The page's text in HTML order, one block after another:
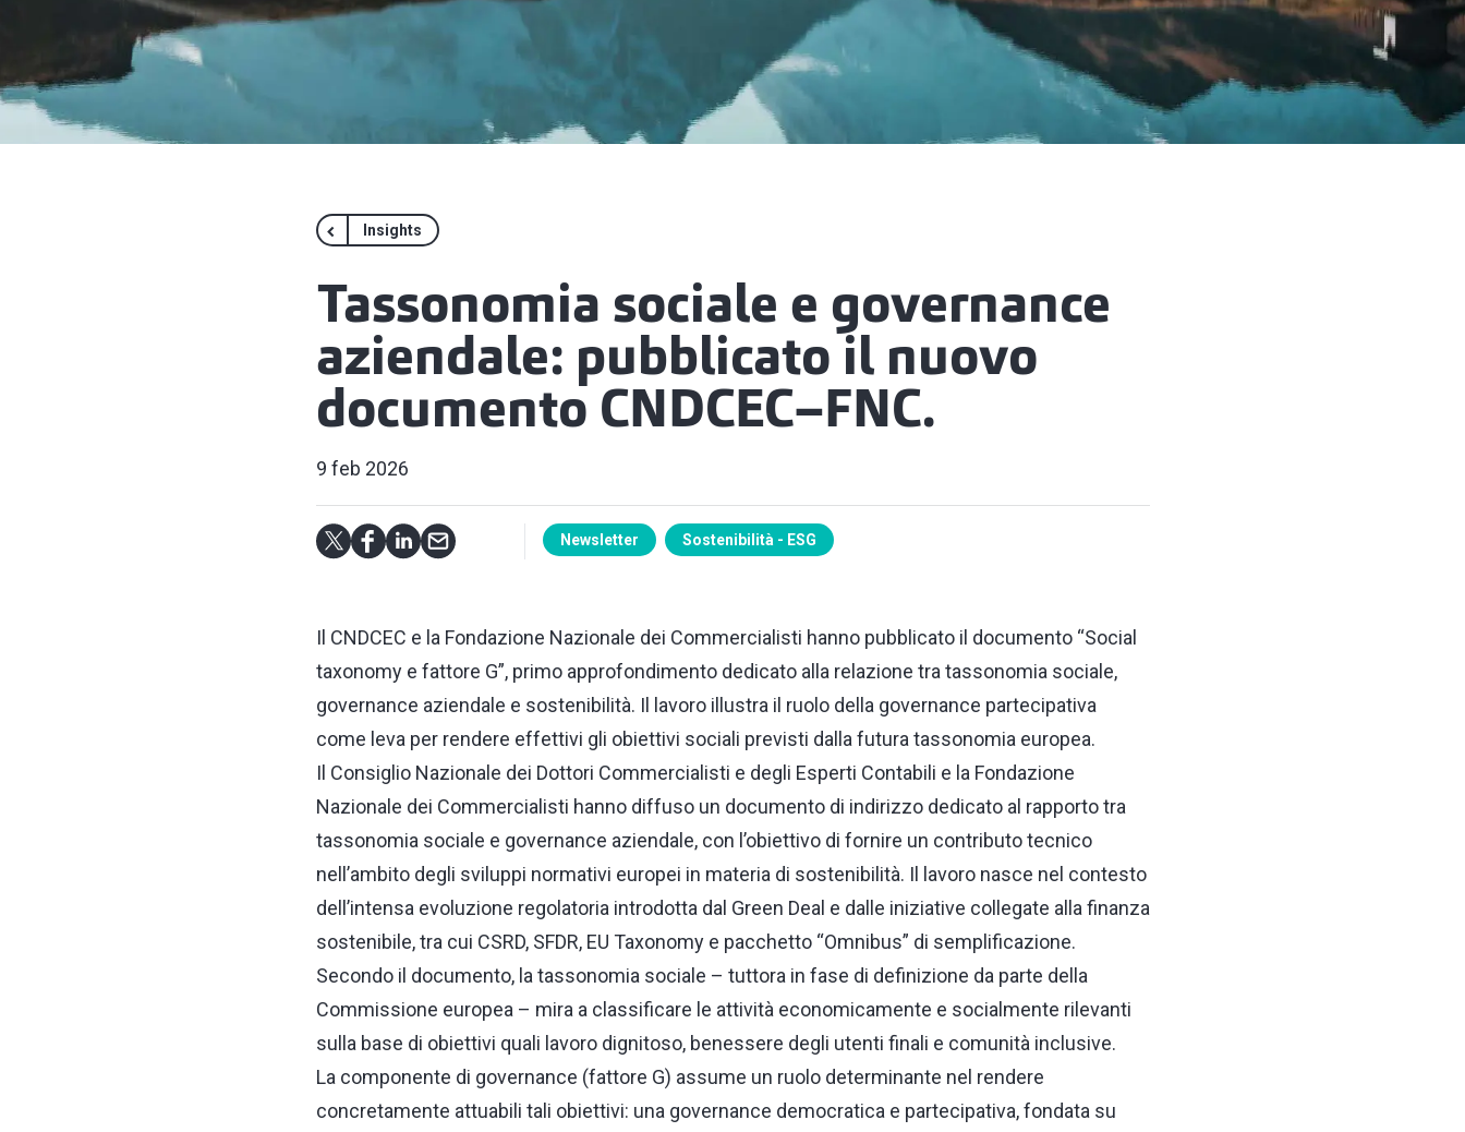
Insights
Tassonomia sociale e governance
aziendale: pubblicato il nuovo
documento CNDCEC–FNC.
9 feb 2026
Newsletter Sostenibilità - ESG
Il CNDCEC e la Fondazione Nazionale dei Commercialisti hanno pubblicato il documento “Social
taxonomy e fattore G”, primo approfondimento dedicato alla relazione tra tassonomia sociale,
governance aziendale e sostenibilità. Il lavoro illustra il ruolo della governance partecipativa
come leva per rendere effettivi gli obiettivi sociali previsti dalla futura tassonomia europea.
Il Consiglio Nazionale dei Dottori Commercialisti e degli Esperti Contabili e la Fondazione
Nazionale dei Commercialisti hanno diffuso un documento di indirizzo dedicato al rapporto tra
tassonomia sociale e governance aziendale, con l’obiettivo di fornire un contributo tecnico
nell’ambito degli sviluppi normativi europei in materia di sostenibilità. Il lavoro nasce nel contesto
dell’intensa evoluzione regolatoria introdotta dal Green Deal e dalle iniziative collegate alla finanza
sostenibile, tra cui CSRD, SFDR, EU Taxonomy e pacchetto “Omnibus” di semplificazione.
Secondo il documento, la tassonomia sociale – tuttora in fase di definizione da parte della
Commissione europea – mira a classificare le attività economicamente e socialmente rilevanti
sulla base di obiettivi quali lavoro dignitoso, benessere degli utenti finali e comunità inclusive.
La componente di governance (fattore G) assume un ruolo determinante nel rendere
concretamente attuabili tali obiettivi: una governance democratica e partecipativa, fondata su